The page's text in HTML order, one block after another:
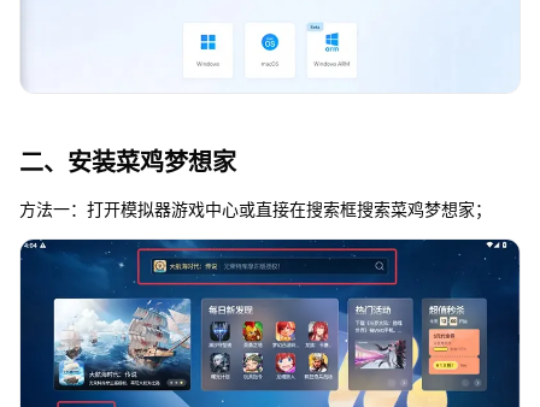
二、安装菜鸡梦想家
方法一：打开模拟器游戏中心或直接在搜索框搜索菜鸡梦想家；